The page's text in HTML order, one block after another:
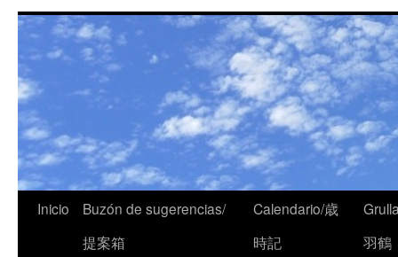
Inicio
Buzón de sugerencias/
提案箱
Calendario/歳
時記
羽鶴